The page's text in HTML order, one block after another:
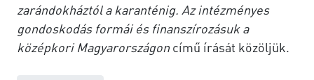
zarándokháztól a karanténig. Az intézményes
gondoskodás formái és finanszírozásuk a
középkori Magyarországon című írását közöljük.